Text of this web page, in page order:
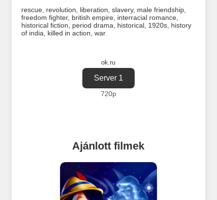
rescue, revolution liberation slavery, male friendship,
freedom fighter, british empire, interracial romance,
historical fiction
period drama historical, 1920s, history
of india
killed in action war
ok.ru
Server 1
720p
Ajánlott filmek